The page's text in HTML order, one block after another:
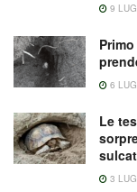
9
6
Le
3